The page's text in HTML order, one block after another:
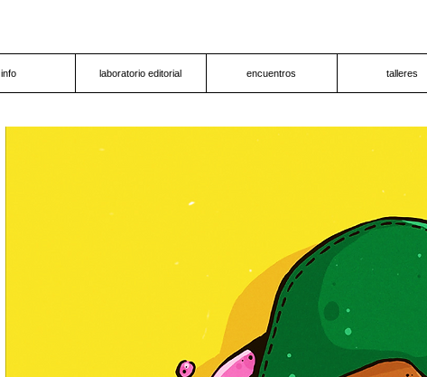
info laboratorio editorial encuentros talleres